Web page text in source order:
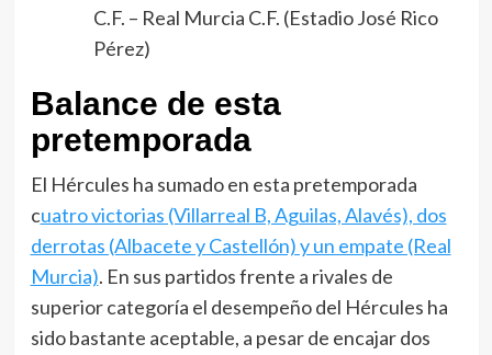
C.F. – Real Murcia C.F. (Estadio José Rico
Pérez)
Balance de esta
pretemporada
El Hércules ha sumado en esta pretemporada
cuatro victorias (Villarreal B, Aguilas, Alavés), dos
derrotas (Albacete y Castellón) y un empate (Real
Murcia). En sus partidos frente a rivales de
superior categoría el desempeño del Hércules ha
sido bastante aceptable, a pesar de encajar dos